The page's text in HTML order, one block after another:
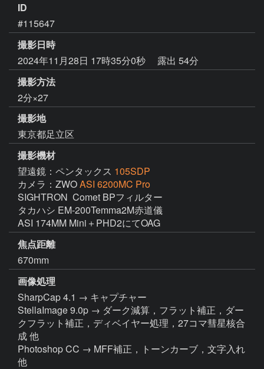
ID
#115647
撮影日時
2024年11月28日 17時35分0秒
露出 54分
撮影方法
2分×27
撮影地
東京都足立区
撮影機材
望遠鏡：ペンタックス 105SDP
カメラ：ZWOASI 6200MC Pro
SIGHTRON  Comet BPフィルター
タカハシ EM-200Temma2M赤道儀
ASI 174MM Mini＋PHD2にてOAG
焦点距離
670mm
画像処理
SharpCap 4.1 → キャプチャー
StellaImage 9.0p → ダーク減算，フラット補正，ダー
クフラット補正，ディベイヤー処理，27コマ彗星核合
成 他
Photoshop CC → MFF補正，トーンカーブ，文字入れ
他